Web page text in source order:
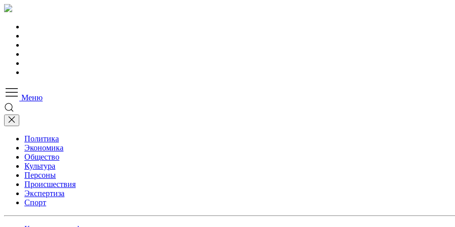
Меню
Политика
Экономика
Общество
Культура
Персоны
Происшествия
Экспертиза
Спорт